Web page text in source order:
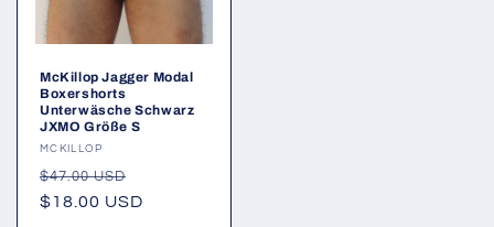
McKillop Jagger Modal
Boxershorts
Unterwäsche Schwarz
JXMO Größe S
Anbieter:
MCKILLOP
Normaler
Preis
$47.00 USD
$18.00 USD